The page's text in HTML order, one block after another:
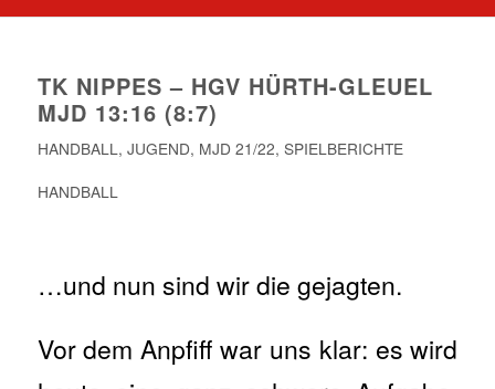
TK NIPPES – HGV HÜRTH-GLEUEL
MJD 13:16 (8:7)
HANDBALL, JUGEND, MJD 21/22, SPIELBERICHTE
HANDBALL
…und nun sind wir die gejagten.
Vor dem Anpfiff war uns klar: es wird